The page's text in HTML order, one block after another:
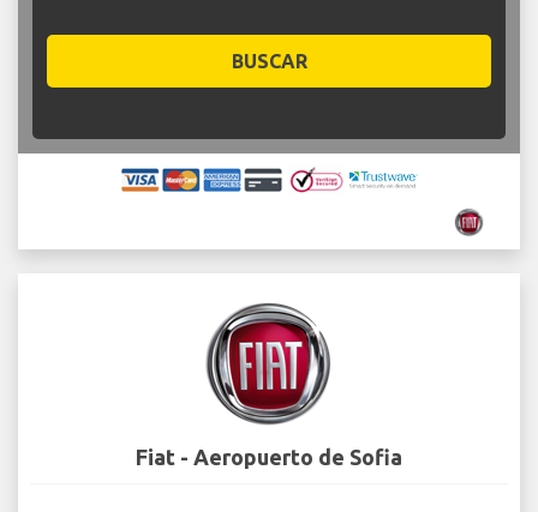
BUSCAR
Fiat - Aeropuerto de Sofia